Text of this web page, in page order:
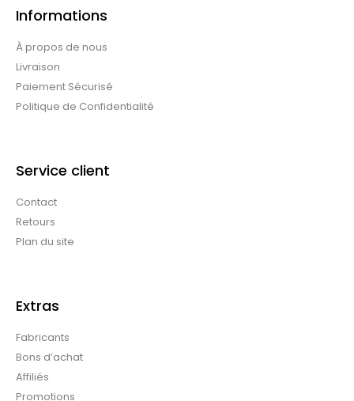
Informations
À propos de nous
Livraison
Paiement Sécurisé
Politique de Confidentialité
Service client
Contact
Retours
Plan du site
Extras
Fabricants
Bons d’achat
Affiliés
Promotions